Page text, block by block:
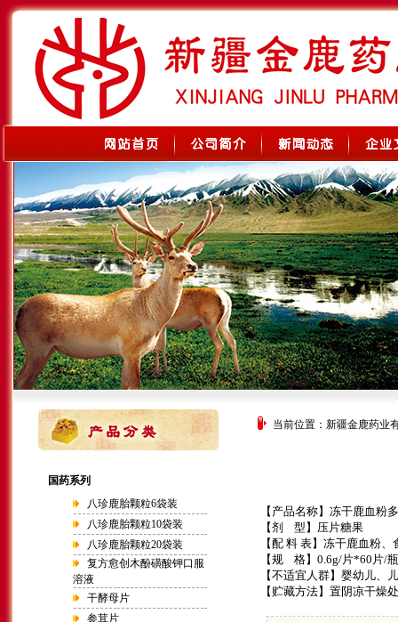
国药系列
八珍鹿胎颗粒6袋装
八珍鹿胎颗粒10袋装
八珍鹿胎颗粒20袋装
复方愈创木酚磺酸钾口服
溶液
干酵母片
参茸片
当前位置：新疆金鹿药业
【产品名称】冻干鹿血粉
【剂
型】压片糖果
【配 料 表】冻干鹿血粉
【规
格】0.6g/片*60 片/
【不适宜人群】婴幼儿、
【贮藏方法】置阴凉干燥